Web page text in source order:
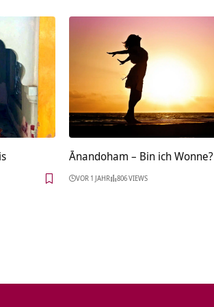
Ānandoham – Bin ich Wonne?
VOR 1 JAHR 806 VIEWS